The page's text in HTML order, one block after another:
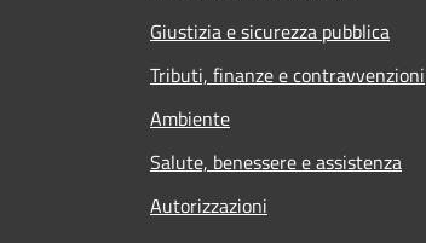
Giustizia e sicurezza pubblica
Tributi, finanze e contravvenzioni
Ambiente
Salute, benessere e assistenza
Autorizzazioni